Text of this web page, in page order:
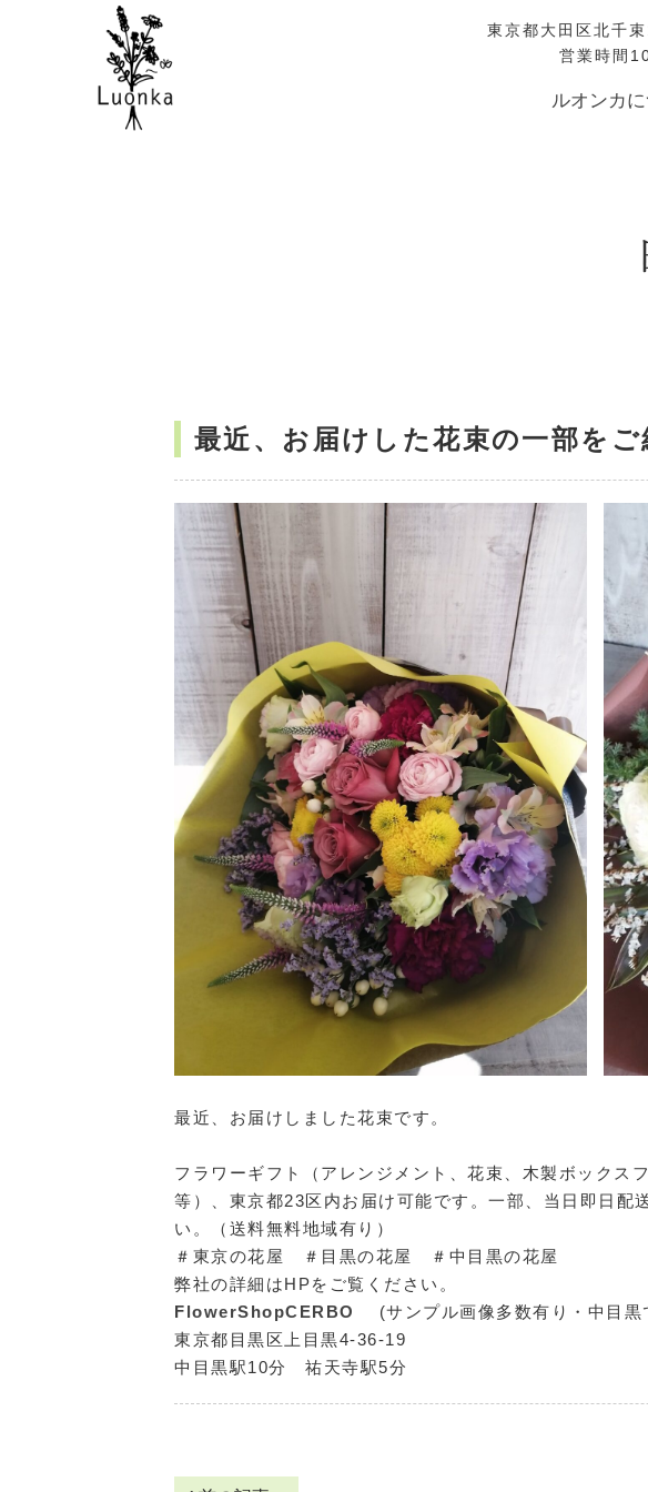
東京都大田区北千
営業時間
ルオンカ
最近、お届けした花束の一部をご
最近、お届けしました花束です。
フラワーギフト（アレンジメント、花束、木製ボックス
等）、東京都23区内お届け可能です。一部、当日即日配
い。（送料無料地域有り）
＃東京の花屋 ＃目黒の花屋 ＃中目黒の花屋
弊社の詳細はHPをご覧ください。
FlowerShopCERBO
(サンプル画像多数有り・中目黒
東京都目黒区上目黒4-36-19
中目黒駅10分 祐天寺駅5分